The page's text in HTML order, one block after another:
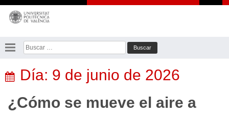
Saltar
contenido
Buscar:
Día: 9 de junio de 2026
¿Cómo se mueve el aire a